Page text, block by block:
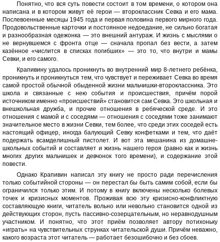
Понятно, что вся суть повести состоит в том времени, о котором она
написана и в котором живут её герои — второклассник Севка и его мама.
Послевоенные месяцы 1945 года и первая половина первого мирного года.
Продовольственные карточки и постоянное недоедание, не сильно богатая
и разнообразная одежонка — это внешний антураж. И жизнь с мыслями о
не вернувшемся с фронта отце — сначала пропал без вести, а затем
казённое «числится в списках погибших» — это то, что внутри и мамы
Севки, и его самого.
Крапивину удалось проникнуть во внутренний мир 8-летнего ребёнка,
проникнуть и проникнуться тем, что чувствует и переживает Севка во время
самой простой обычной обыденной жизни мальчишки-второклассника. Это
школа и связанные с нею события и происшествия, причём порой
источником именно «происшествий» становится сам Севка. Это школьная и
внешкольная дружба, и прочие отношения в ребяческой среде. И это
отношения с мамой и с соседями — отношения с соседями тоже занимают
значительное место в жизни Севки, тем более, что среди этих соседей есть
настоящий офицер, иногда балующий Севку конфетками и тем, что даёт
подержать всамделишный пистолет. И вот эта мешанина из домашне-
школьных событий и составляет и жизнь нашего героя (равно как и жизнь
многих других мальчишек и девчонок того времени), и содержание этой
повести.
Однако Крапивин написал эту книгу не просто ради перечисления
только событийной стороны — он перестал бы быть самим собой, если бы
ограничился только этим. И потому в книгу включены несколько болевых
точек и кризисных моментов. Проживая всю эту кризисно-конфликтную
составляющую книги, читатель вольно или невольно становится одной из
действующих сторон, пусть пассивно-созерцательным, но неравнодушным
участником. И понятно, что этот приём позволяет автору потихоньку
«играть» на чувствительных струнках читательской души. Причём неважно,
какого возраста этот читатель — работает безошибочно и без сбоев.